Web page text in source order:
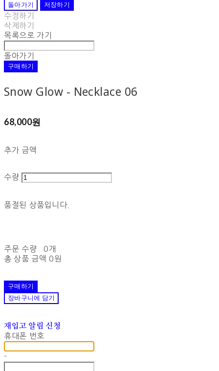
돌아가기
저장하기
수정하기
삭제하기
목록으로 가기
돌아가기
구매하기
Snow Glow - Necklace 06
68,000원
추가 금액
수량
품절된 상품입니다.
주문 수량
0개
총 상품 금액 0원
구매하기
장바구니에 담기
재입고 알림 신청
휴대폰 번호
-